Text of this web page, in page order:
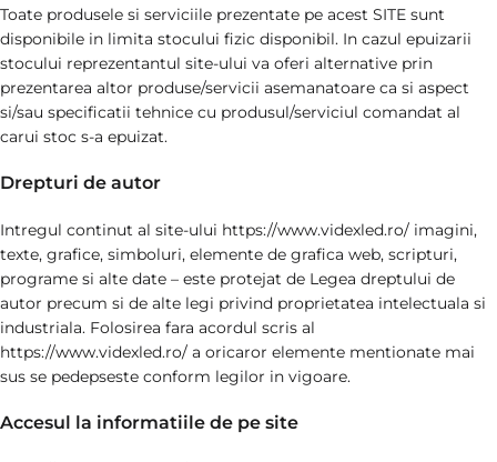
Toate produsele si serviciile prezentate pe acest SITE sunt
disponibile in limita stocului fizic disponibil. In cazul epuizarii
stocului reprezentantul site-ului va oferi alternative prin
prezentarea altor produse/servicii asemanatoare ca si aspect
si/sau specificatii tehnice cu produsul/serviciul comandat al
carui stoc s-a epuizat.
Drepturi de autor
Intregul continut al site-ului https://www.videxled.ro/ imagini,
texte, grafice, simboluri, elemente de grafica web, scripturi,
programe si alte date – este protejat de Legea dreptului de
autor precum si de alte legi privind proprietatea intelectuala si
industriala. Folosirea fara acordul scris al
https://www.videxled.ro/ a oricaror elemente mentionate mai
sus se pedepseste conform legilor in vigoare.
Accesul la informatiile de pe site